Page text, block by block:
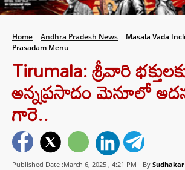
Home Andhra Pradesh News
Masala Vada
Prasadam Menu
Tirumala: శ్రీవారి
అన్నప్రసాదం మెనూలో
గారె..
Published Date :March 6, 2025 , 4:21 PM By